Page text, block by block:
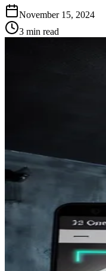
November 15, 2024
3 min read